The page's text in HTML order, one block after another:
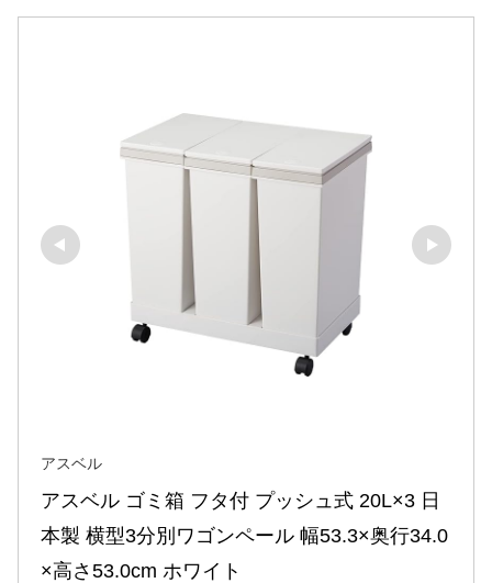
アスベル
アスベル ゴミ箱 フタ付 プッシュ式 20L×3 日
本製 横型3分別ワゴンペール 幅53.3×奥行34.0
×高さ53.0cm ホワイト